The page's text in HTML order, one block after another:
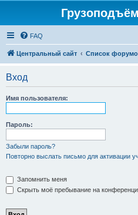
FAQ
Центральный сайт Список
Вход
Имя пользователя:
Пароль:
Забыли пароль?
Повторно выслать письмо для активации
Запомнить меня
Скрыть моё пребывание на